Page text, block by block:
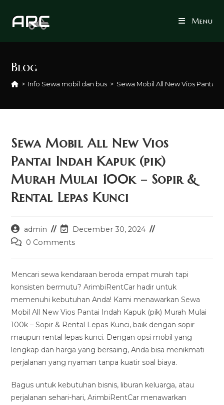
Menu
Blog
> Info Sewa mobil dan bus > Sewa Mobil All New Vios Pantai
Sewa Mobil All New Vios
Pantai Indah Kapuk (pik)
Murah Mulai 100k – Sopir &
Rental Lepas Kunci
Post
author:
admin
Post
last
December 30, 2024
Post0 Comments
Mencari sewa kendaraan beroda empat murah tapi
konsisten bermutu? ArimbiRentCar hadir untuk
memenuhi kebutuhan Anda! Kami menawarkan Sewa
Mobil All New Vios Pantai Indah Kapuk (pik) Murah Mulai
100k – Sopir & Rental Lepas Kunci, baik dengan sopir
maupun rental lepas kunci. Dengan opsi mobil yang
lengkap dan harga yang bersaing, Anda bisa menikmati
perjalanan yang nyaman tanpa kuatir soal biaya.
Bagus untuk kebutuhan bisnis, liburan keluarga, atau
perjalanan sehari-hari, ArimbiRentCar menawarkan